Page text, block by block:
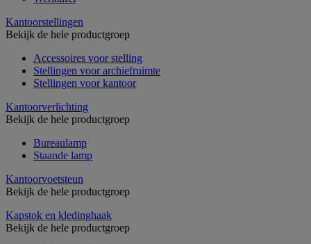
Kantoorstellingen
Bekijk de hele productgroep
Accessoires voor stelling
Stellingen voor archiefruimte
Stellingen voor kantoor
Kantoorverlichting
Bekijk de hele productgroep
Bureaulamp
Staande lamp
Kantoorvoetsteun
Bekijk de hele productgroep
Kapstok en kledinghaak
Bekijk de hele productgroep